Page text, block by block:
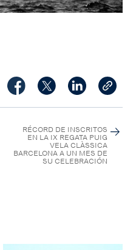
RÉCORD DE INSCRITOS
EN LA IX REGATA PUIG
VELA CLÀSSICA
BARCELONA A UN MES DE
SU CELEBRACIÓN